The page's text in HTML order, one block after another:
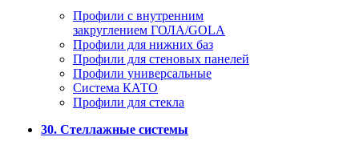
Профили с внутренним
закруглением ГОЛА/GOLA
Профили для нижних баз
Профили для стеновых панелей
Профили универсальные
Система КАТО
Профили для стекла
30. Стеллажные системы